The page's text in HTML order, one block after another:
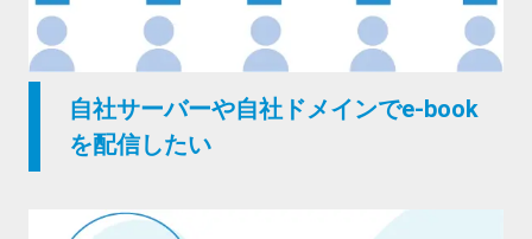
自社サーバーや自社ドメインでe-book
を配信したい